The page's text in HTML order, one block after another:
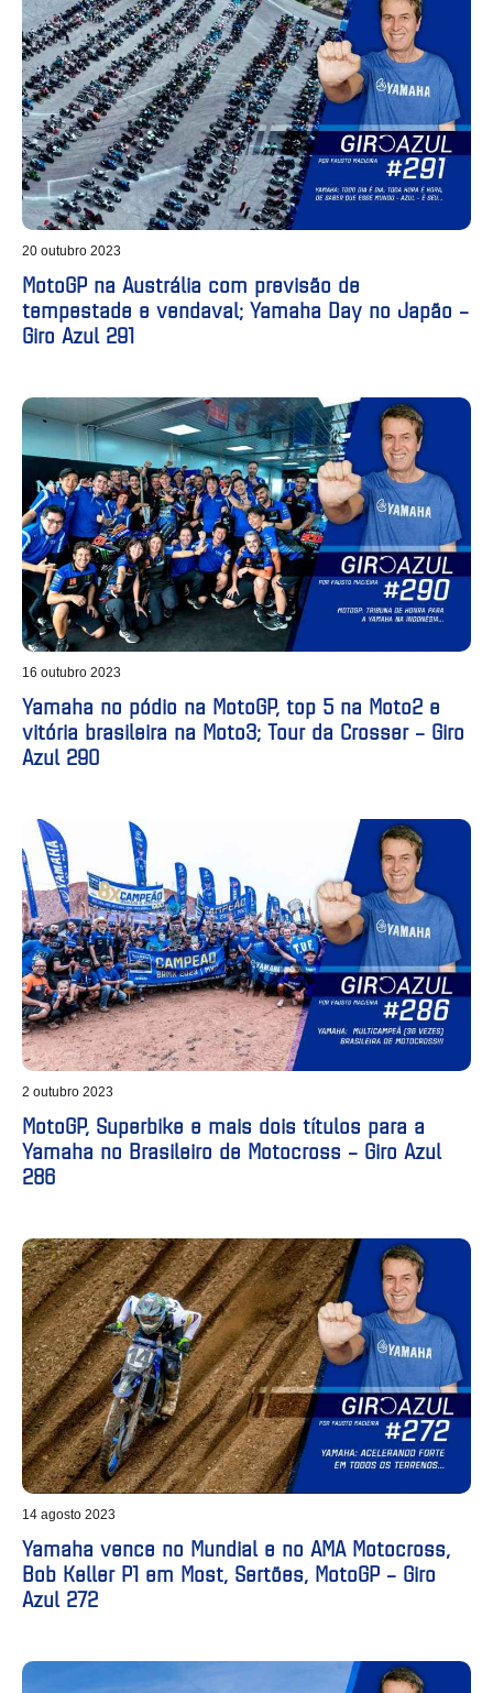
20 outubro 2023
MotoGP na Austrália com previsão de
tempestade e vendaval; Yamaha Day no Japão –
Giro Azul 291
16 outubro 2023
Yamaha no pódio na MotoGP, top 5 na Moto2 e
vitória brasileira na Moto3; Tour da Crosser – Giro
Azul 290
2 outubro 2023
MotoGP, Superbike e mais dois títulos para a
Yamaha no Brasileiro de Motocross – Giro Azul
286
14 agosto 2023
Yamaha vence no Mundial e no AMA Motocross,
Bob Keller P1 em Most, Sertões, MotoGP – Giro
Azul 272